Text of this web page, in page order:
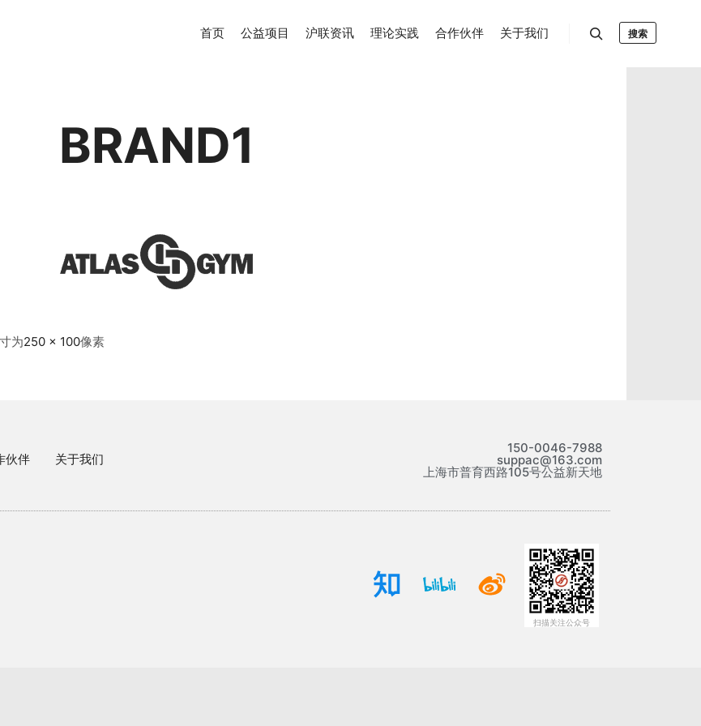
首页 公益项目 沪联资讯 理论实践 合作伙伴 关于我们 搜索
BRAND1
为250 × 100像素
伙伴 关于我们
150-0046-7988
suppac@163.com
上海市普育西路105号公益新天地
扫描关注公众号